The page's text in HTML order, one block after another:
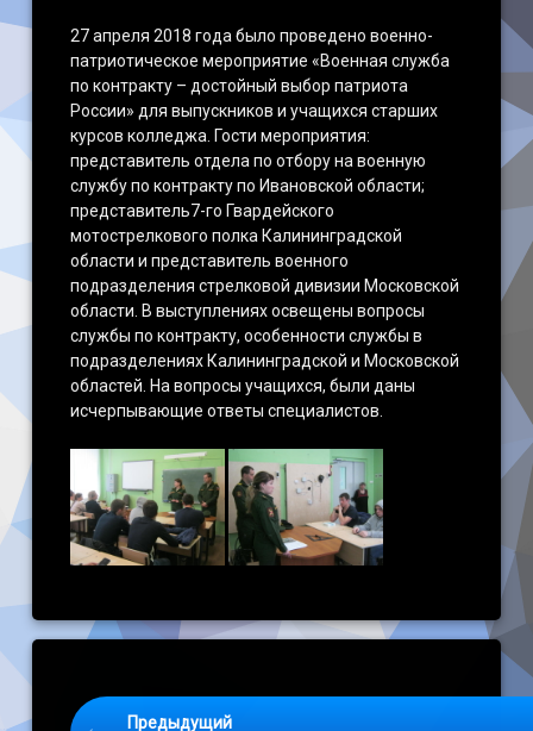
Наши достижения
27 апреля 2018 года было проведено военно-
патриотическое мероприятие «Военная служба
по контракту – достойный выбор патриота
России» для выпускников и учащихся старших
курсов колледжа. Гости мероприятия:
представитель отдела по отбору на военную
службу по контракту по Ивановской области;
представитель7-го Гвардейского
мотострелкового полка Калининградской
области и представитель военного
подразделения стрелковой дивизии Московской
области. В выступлениях освещены вопросы
службы по контракту, особенности службы в
подразделениях Калининградской и Московской
областей. На вопросы учащихся, были даны
исчерпывающие ответы специалистов.
Предыдущий